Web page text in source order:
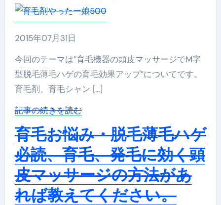
2015年07月31日
今回のテーマは”育毛機器の頭皮マッサージでM字
型脱毛薄毛ハゲの育毛効果アップ”についてです。
育毛剤、育毛シャン […]
記事の続きを読む
育毛お悩み・脱毛薄毛ハゲ
必読、育毛、発毛に効く頭
皮マッサージの方法があ
れば教えてください。